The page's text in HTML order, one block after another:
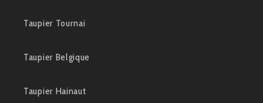
Taupier Tournai
Taupier Belgique
Taupier Hainaut